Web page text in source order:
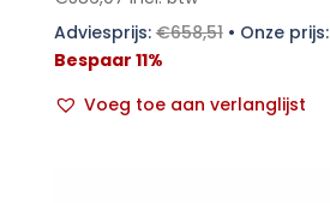
Adviesprijs:€658,51• Onze prijs:
Bespaar 11%
Voeg toe aan verlanglijst